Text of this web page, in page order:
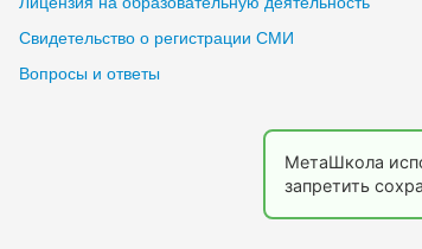
Свидетельство о регистрации СМИ
Вопросы и ответы
МетаШкола
запретить